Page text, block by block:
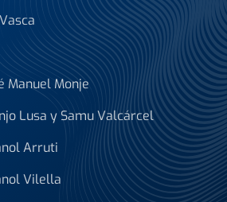
Manuel Monje
Lusa y Samu Valcárcel
Arruti
Vilella